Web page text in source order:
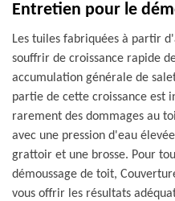
Entretien pour le
Les tuiles fabriquées à partir
souffrir de croissance rapide
accumulation générale de
partie de cette croissance est
rarement des dommages au
avec une pression d'eau
grattoir et une brosse. Pour
démoussage de toit,
vous offrir les résultats